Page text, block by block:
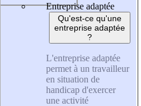
Entreprise adaptée
Qu'est-ce qu'une
entreprise adaptée
?
L'entreprise adaptée
permet à un travailleur
en situation de
handicap d'exercer
une activité